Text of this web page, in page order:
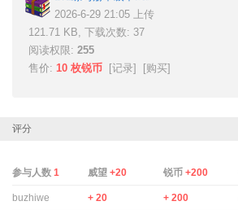
2026-6-29 21:05 上传
121.71 KB, 下载次数: 37
阅读权限: 255
售价: 10 枚锐币 [记录] [购买]
评分
参与人数 1 威望 +20 锐币 +200
buzhiwe + 20 + 200